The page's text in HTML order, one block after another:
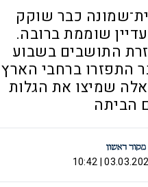
כבר שוקק
שוממת ברובה.
התושבים בשבוע
התפזרו ברחבי הארץ
שמיצו את הגלות
הביתה
03.03.2025 |